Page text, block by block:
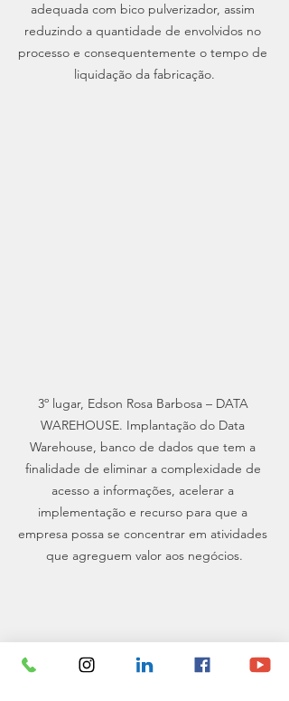
adequada com bico pulverizador, assim
reduzindo a quantidade de envolvidos no
processo e consequentemente o tempo de
liquidação da fabricação.
3º lugar, Edson Rosa Barbosa – DATA
WAREHOUSE. Implantação do Data
Warehouse, banco de dados que tem a
finalidade de eliminar a complexidade de
acesso a informações, acelerar a
implementação e recurso para que a
empresa possa se concentrar em atividades
que agreguem valor aos negócios.